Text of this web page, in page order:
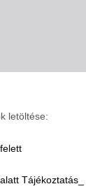
letöltése:
Tájékoztatás_